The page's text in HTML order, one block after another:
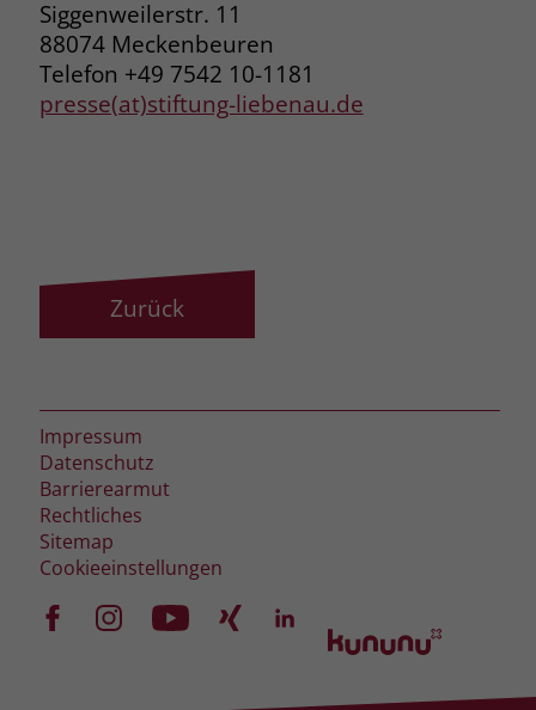
Siggenweilerstr. 11
88074 Meckenbeuren
Telefon +49 7542 10-1181
presse(at)stiftung-liebenau.de
Zurück
Impressum
Datenschutz
Barrierearmut
Rechtliches
Sitemap
Cookieeinstellungen